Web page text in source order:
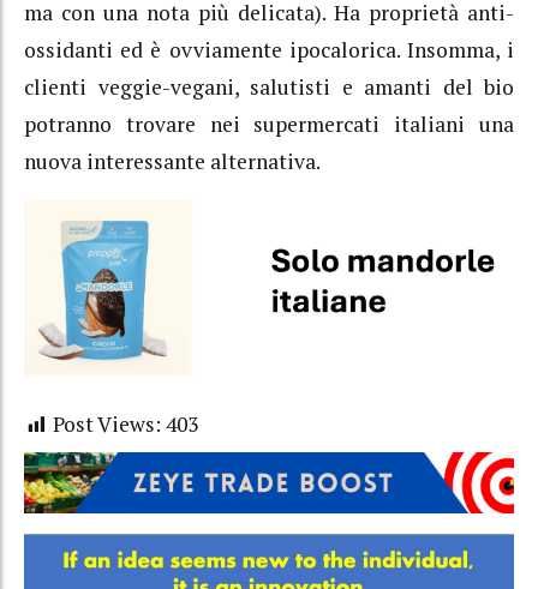
ma con una nota più delicata). Ha proprietà anti-
ossidanti ed è ovviamente ipocalorica. Insomma, i
clienti veggie-vegani, salutisti e amanti del bio
potranno trovare nei supermercati italiani una
nuova interessante alternativa.
Post Views: 403